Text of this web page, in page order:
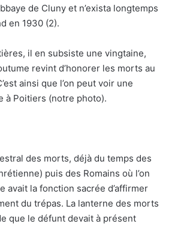
de Cluny et n’exista longtemps
en 1930 (2).
il en subsiste une vingtaine,
revint d’honorer les morts au
ainsi que l’on peut voir une
à Poitiers (notre photo).
des morts, déjà du temps des
puis des Romains où l’on
avait la fonction sacrée d’affirmer
du trépas. La lanterne des morts
que le défunt devait à présent